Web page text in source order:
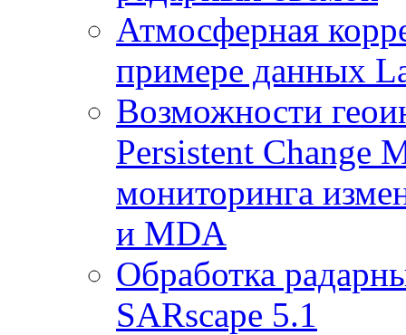
Атмосферная
примере данных
Возможности
Persistent Change
мониторинга
и MDA
Обработка
SARscape 5.1